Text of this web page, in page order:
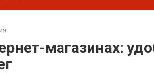
магазинах: